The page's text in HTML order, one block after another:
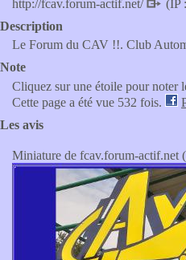
http://fcav.forum-actif.net/
(IP
Description
Le Forum du CAV !!. Club
Note
Cliquez sur une étoile pour noter
Cette page a été vue 532 fois.
Les avis
Miniature de fcav.forum-actif.net